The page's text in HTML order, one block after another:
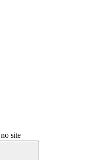
site